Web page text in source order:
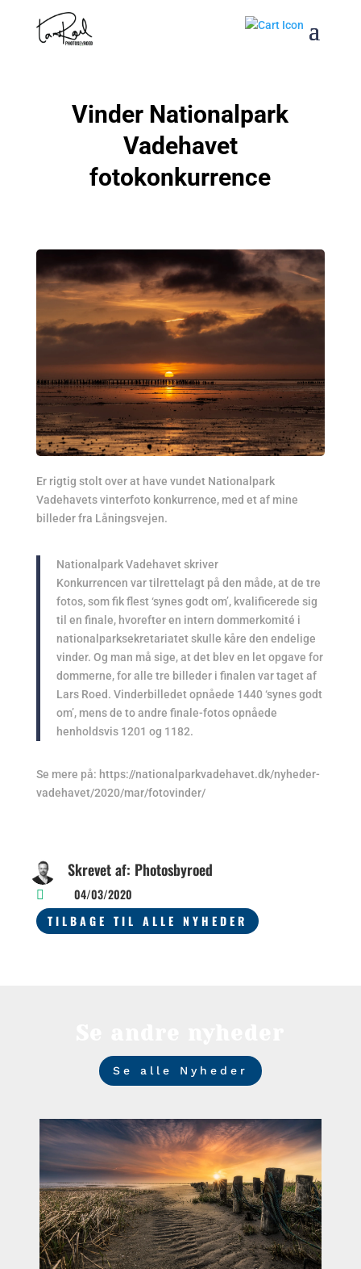
Vinder Nationalpark
Vadehavet
fotokonkurrence
Er rigtig stolt over at have vundet Nationalpark
Vadehavets vinterfoto konkurrence, med et af mine
billeder fra Låningsvejen.
Nationalpark Vadehavet skriver
Konkurrencen var tilrettelagt på den måde, at de tre
fotos, som fik flest ‘synes godt om’, kvalificerede sig
til en finale, hvorefter en intern dommerkomité i
nationalparksekretariatet skulle kåre den endelige
vinder. Og man må sige, at det blev en let opgave for
dommerne, for alle tre billeder i finalen var taget af
Lars Roed. Vinderbilledet opnåede 1440 ‘synes godt
om’, mens de to andre finale-fotos opnåede
henholdsvis 1201 og 1182.
Se mere på: https://nationalparkvadehavet.dk/nyheder-
vadehavet/2020/mar/fotovinder/
Skrevet af: Photosbyroed

04/03/2020
TILBAGE TIL ALLE NYHEDER
Se alle Nyheder